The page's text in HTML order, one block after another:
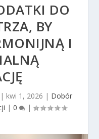
DO
BY
I
| kwi 1, 2026 | Dobór
| 0 |